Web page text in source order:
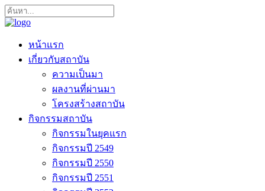
หน้าแรก
เกี่ยวกับสถาบัน
ความเป็นมา
ผลงานที่ผ่านมา
โครงสร้างสถาบัน
กิจกรรมสถาบัน
กิจกรรมในยุคแรก
กิจกรรมปี 2549
กิจกรรมปี 2550
กิจกรรมปี 2551